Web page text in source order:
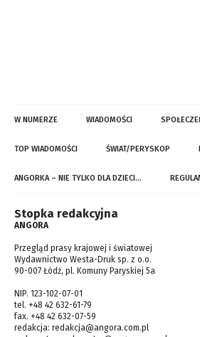
W NUMERZE WIADOMOŚCI
TOP WIADOMOŚCI ŚWIAT/PERYSKOP
ANGORKA – NIE TYLKO DLA DZIECI…
Stopka redakcyjna
ANGORA
Przegląd prasy krajowej i światowej
Wydawnictwo Westa-Druk sp. z o.o.
90-007 Łódź, pl. Komuny Paryskiej 5a
NIP. 123-102-07-01
tel. +48 42 632-61-79
fax. +48 42 632-07-59
redakcja: redakcja@angora.com.pl